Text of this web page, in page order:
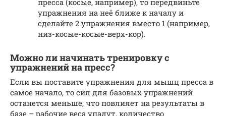
пресса (косые, например), то передвиньте
упражнения на неё ближе к началу и
сделайте 2 упражнения вместо 1 (например,
низ-косые-косые-верх-кор).
Можно ли начинать тренировку с
упражнений на пресс?
Если вы поставите упражнения для мышц пресса в
самое начало, то сил для базовых упражнений
останется меньше, что повлияет на результаты в
базе – рабочие веса упадут, количество